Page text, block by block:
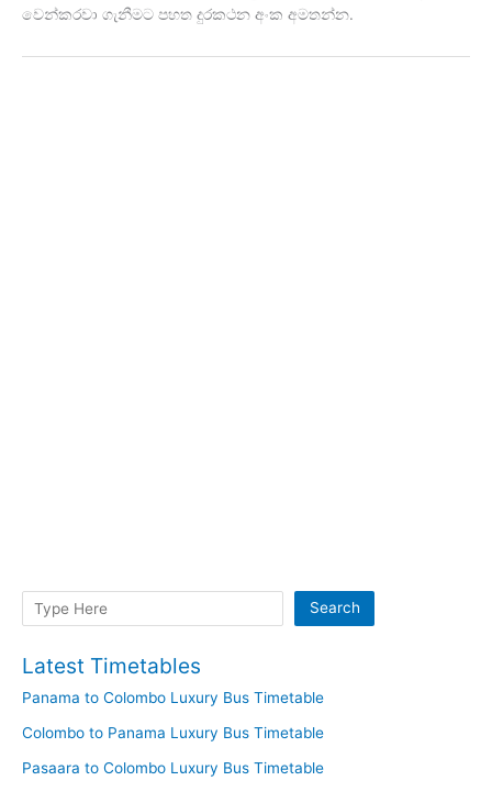
වෙන්කරවා ගැනීමට පහත දුරකථන අංක අමතන්න.
Search Search
Latest Timetables
Panama to Colombo Luxury Bus Timetable
Colombo to Panama Luxury Bus Timetable
Pasaara to Colombo Luxury Bus Timetable